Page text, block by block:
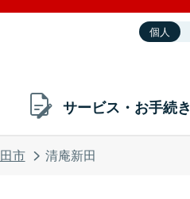
個人
サービス・お手続き
市 清庵新田